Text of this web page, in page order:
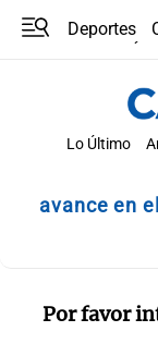
Deportes
Lo Último
avance en
Por favor